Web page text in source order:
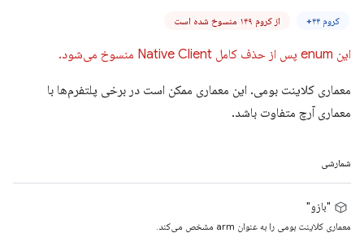
کروم ۴۴+ از کروم ۱۴۹ منسوخ شده است
این enum پس از حذف کامل Native Client منسوخ می‌شود.
معماری کلاینت بومی. این معماری ممکن است در برخی پلتفرم‌ها با
معماری آرچ متفاوت باشد.
شمارشی
"بازو"
معماری کلاینت بومی را به عنوان arm مشخص می‌کند.